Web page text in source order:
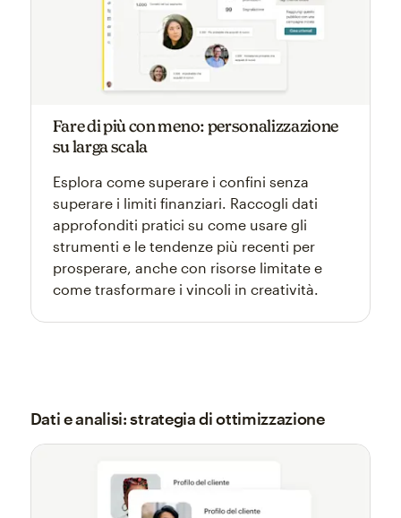
Fare di più con meno: personalizzazione
su larga scala
Esplora come superare i confini senza
superare i limiti finanziari. Raccogli dati
approfonditi pratici su come usare gli
strumenti e le tendenze più recenti per
prosperare, anche con risorse limitate e
come trasformare i vincoli in creatività.
Dati e analisi: strategia di ottimizzazione